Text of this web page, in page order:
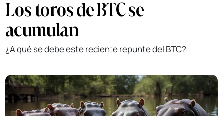
Los toros de BTC se
acumulan
¿A qué se debe este reciente repunte del BTC?